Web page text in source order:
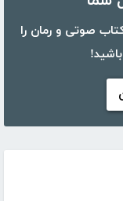
بیش از ۵۰،۰۰۰ کتاب، کتاب صوتی و رمان را